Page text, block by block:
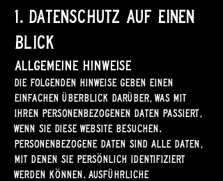
1. Datenschutz auf einen
Blick
Allgemeine Hinweise
Die folgenden Hinweise geben einen
einfachen Überblick darüber, was mit
Ihren personenbezogenen Daten passiert,
wenn Sie diese Website besuchen.
Personenbezogene Daten sind alle Daten,
mit denen Sie persönlich identifiziert
werden können. Ausführliche